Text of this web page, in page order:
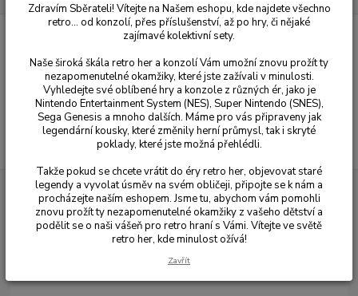
Ovladače a příslušenství
Ovladače a příslušenství
V této kategorii nebylo nalezeno žádné zboží.
Novinky z našeho blogu
Zdravím Sběrateli! Vítejte na Našem eshopu, kde najdete všechno
retro... od konzolí, přes příslušenství, až po hry, či nějaké
zajímavé kolektivní sety.
Naše široká škála retro her a konzolí Vám umožní znovu prožít ty
nezapomenutelné okamžiky, které jste zažívali v minulosti.
Vyhledejte své oblíbené hry a konzole z různých ér, jako je
Nintendo Entertainment System (NES), Super Nintendo (SNES),
Sega Genesis a mnoho dalších. Máme pro vás připraveny jak
legendární kousky, které změnily herní průmysl, tak i skryté
poklady, které jste možná přehlédli.
Takže pokud se chcete vrátit do éry retro her, objevovat staré
legendy a vyvolat úsměv na svém obličeji, připojte se k nám a
procházejte naším eshopem. Jsme tu, abychom vám pomohli
znovu prožít ty nezapomenutelné okamžiky z vašeho dětství a
podělit se o naši vášeň pro retro hraní s Vámi. Vítejte ve světě
retro her, kde minulost ožívá!
Zavřít